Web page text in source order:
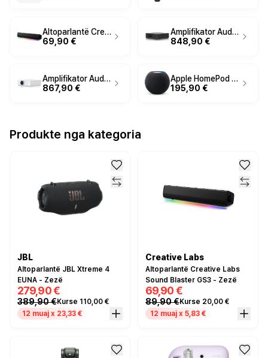
Altoparlantë Creative Labs Sound Blaster GS3 - Zezë
69,90 €
Amplifikator Audio PowerAmp / 2 × 130W / Stereo / Network
848,90 €
Amplifikator Audio Ubiquiti UPL-Amp-W / UniFi Professional Audio - Bardhë
867,90 €
Apple HomePod mini / Siri / Full Range / Wi-Fi / AC - Grey
195,90 €
Produkte nga kategoria
JBL
Altoparlantë JBL Xtreme 4
EUNA - Zezë
279,90 €
389,90 €Kurse 110,00 €
12 muaj x 23,33 €
Creative Labs
Altoparlantë Creative Labs
Sound Blaster GS3 - Zezë
69,90 €
89,90 €Kurse 20,00 €
12 muaj x 5,83 €